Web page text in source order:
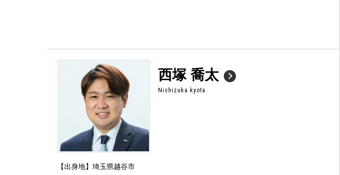
西塚 喬太
Nishizuka kyota
【出身地】埼玉県越谷市